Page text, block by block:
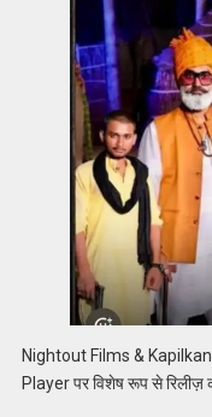
Nightout Films & Kapilkant
Player पर विशेष रूप से रिलीज़